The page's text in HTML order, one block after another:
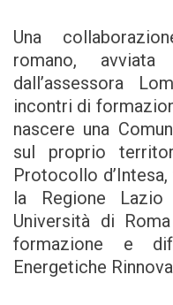
Una
romano,
dall’assessora
incontri di
nascere una
sul proprio
Protocollo
la Regione
Università di
formazione e
Energetiche